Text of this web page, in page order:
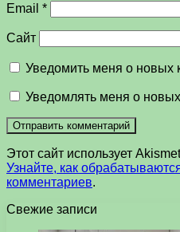
Email *
Сайт
Уведомить меня о новых
Уведомлять меня о
Этот сайт использует
Узнайте, как
комментариев.
Свежие записи